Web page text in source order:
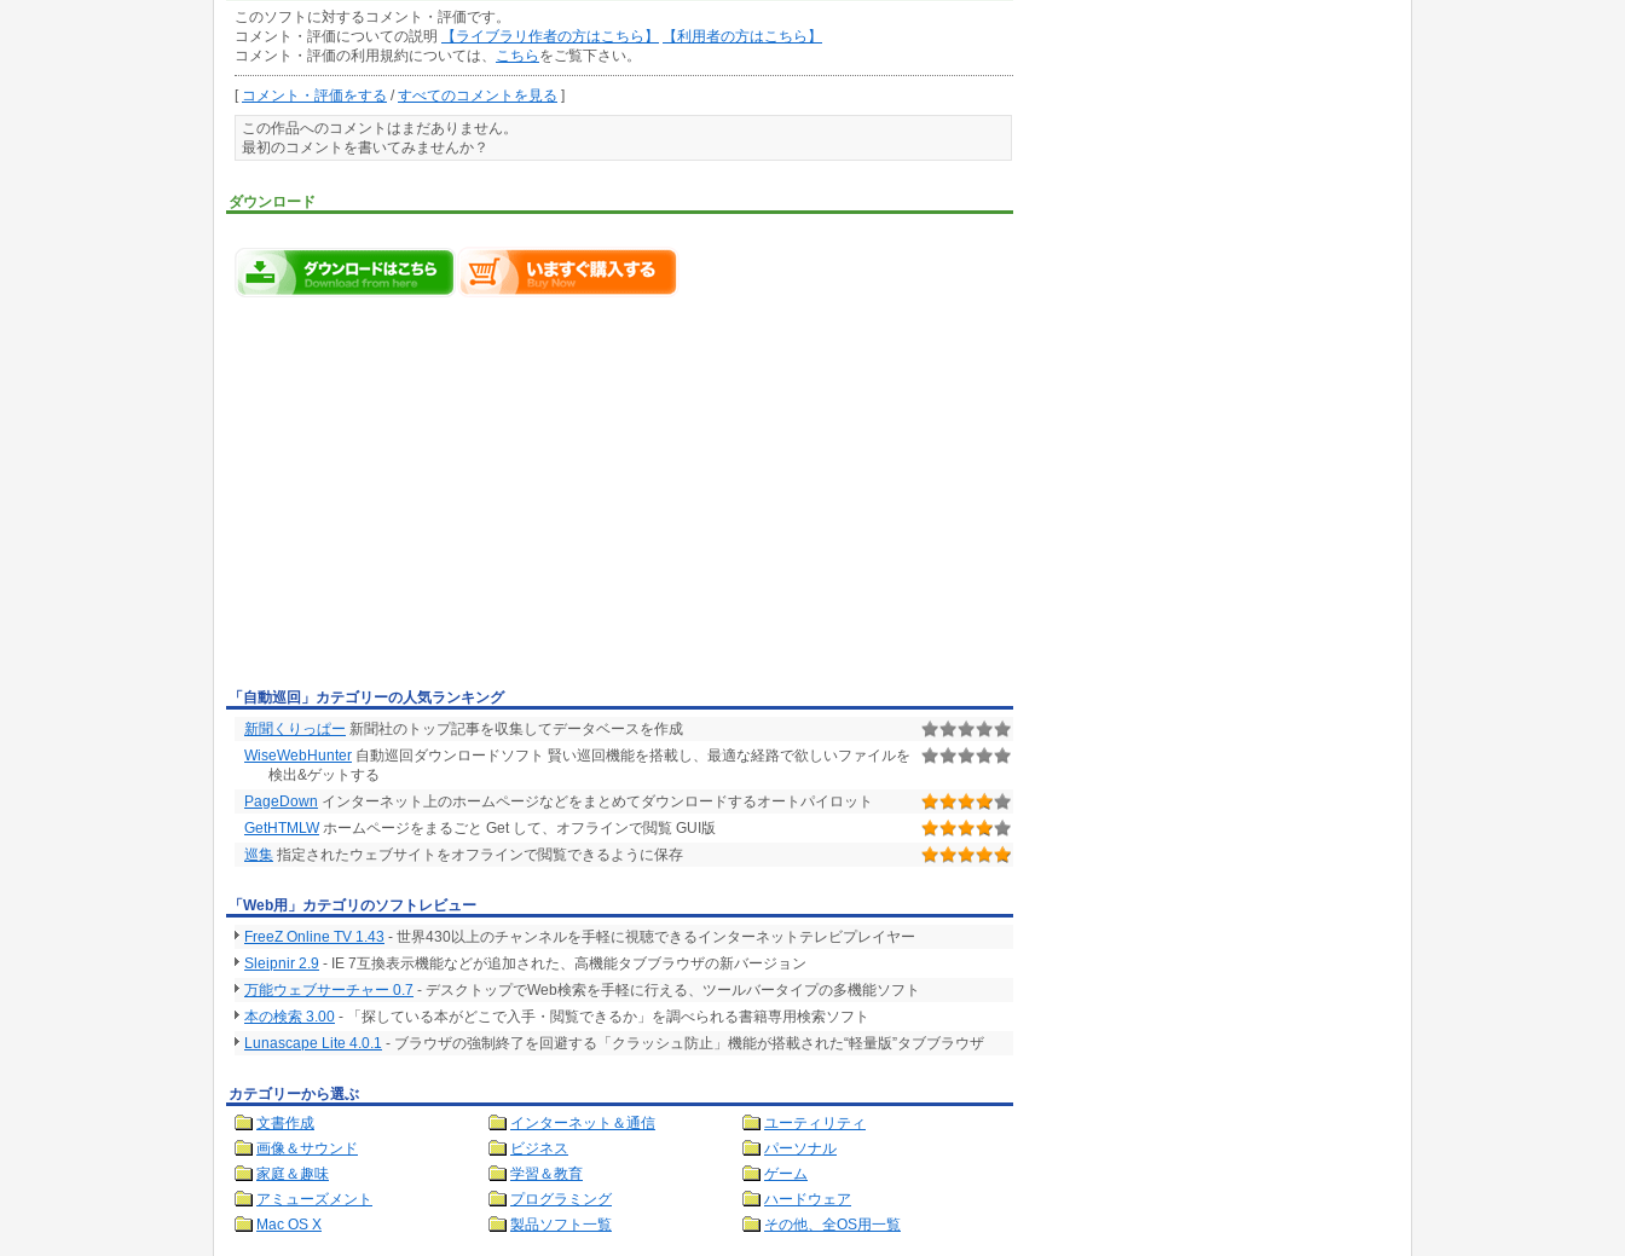
このソフトに対するコメント・評価です。
コメント・評価についての説明
【ライブラリ作者の方はこちら】
【利用者の方はこちら】
コメント・評価の利用規約については、
こちら をご覧下さい。
[ コメント・評価をする /すべてのコメントを見る ]
この作品へのコメントはまだありません。
最初のコメントを書いてみませんか？
ダウンロード
「自動巡回」カテゴリーの人気ランキング
新聞くりっぱー 新聞社のトップ記事を収集してデータベースを作成
WiseWebHunter 自動巡回ダウンロードソフト 賢い巡回機能を搭載し、最適な経路で欲しいファイルを
検出&ゲットする
PageDown インターネット上のホームページなどをまとめてダウンロードするオートパイロット
GetHTMLWホームページをまるごと Get して、オフラインで閲覧 GUI版
巡集 指定されたウェブサイトをオフラインで閲覧できるように保存
「Web用」カテゴリのソフトレビュー
FreeZ Online TV 1.43 - 世界430以上のチャンネルを手軽に視聴できるインターネットテレビプレイヤー
Sleipnir 2.9 - IE 7互換表示機能などが追加された、高機能タブブラウザの新バージョン
万能ウェブサーチャー 0.7 - デスクトップでWeb検索を手軽に行える、ツールバータイプの多機能ソフト
本の検索 3.00 - 「探している本がどこで入手・閲覧できるか」を調べられる書籍専用検索ソフト
Lunascape Lite 4.0.1 - ブラウザの強制終了を回避する「クラッシュ防止」機能が搭載された“軽量版”タブブラウザ
カテゴリーから選ぶ
文書作成
インターネット＆通信
ユーティリティ
画像＆サウンド
ビジネス
パーソナル
家庭＆趣味
学習＆教育
ゲーム
アミューズメント
プログラミング
ハードウェア
Mac OS X
製品ソフト一覧 その他、全OS用一覧